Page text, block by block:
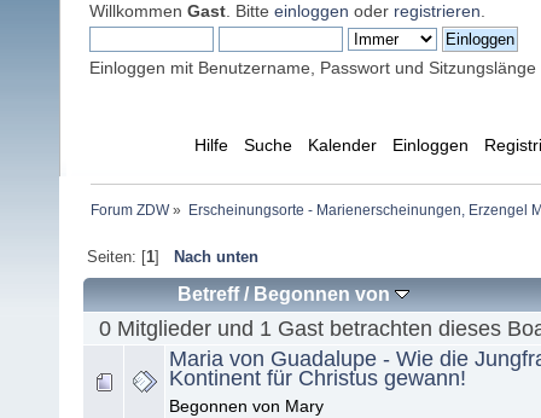
Willkommen Gast . Bitte einloggen oder registrieren
Einloggen mit Benutzername, Passwort und Sitzungslänge
Hilfe Suche Kalender Einloggen
Forum ZDW» Erscheinungsorte - Marienerscheinungen, Erzengel
Seiten: [1] Nach unten
Betreff/ Begonnen von
0 Mitglieder und 1 Gast betrachten dieses
Maria von Guadalupe - Wie die
Kontinent für Christus gewann!
Begonnen von Mary